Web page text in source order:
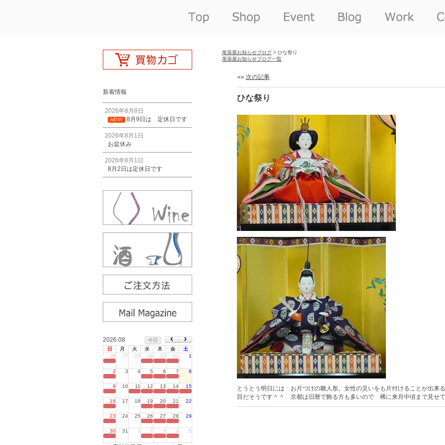
新着情報
2026年8月8日
NEW! 8月9日は 定休日です
2026年8月1日
お盆休み
2026年8月1日
8月2日は定休日です
2026.08
今日
日
月 火 水 木 金
土
26
27 28 29 30 31 1
2 3 4 5 6 7 8
9 10 11 12 13 14 15
16 17 18 19 20 21 22
23 24 25 26 27 28 29
30 31 1 2 3 4 5
尾張屋お知らせブログ > ひな祭り
尾張屋お知らせブログ一覧
«« 次の記事
ひな祭り
とうとう明日には お片づけの雛人形。女性の災いをも片付けることが出来
目だそうです＾＾ 京都は旧暦で飾る方も多いので 稀に来月中頃まで見せ